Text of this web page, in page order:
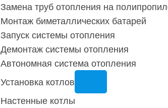
Замена труб отопления на
Монтаж биметаллических батарей
Запуск системы отопления
Демонтаж системы отопления
Автономная система отопления
Установка котлов
Настенные котлы